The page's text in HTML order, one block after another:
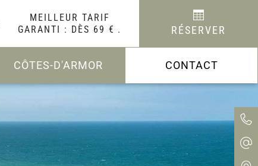
MEILLEUR TARIF
GARANTI : DÈS 69 € . RÉSERVER
CÔTES-D'ARMOR CONTACT